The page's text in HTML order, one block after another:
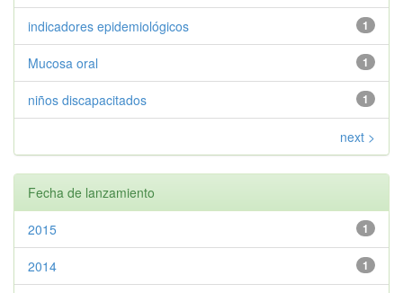
1
indicadores epidemiológicos
1
Mucosa oral
1
niños discapacitados
next >
Fecha de lanzamiento
1
2015
1
2014